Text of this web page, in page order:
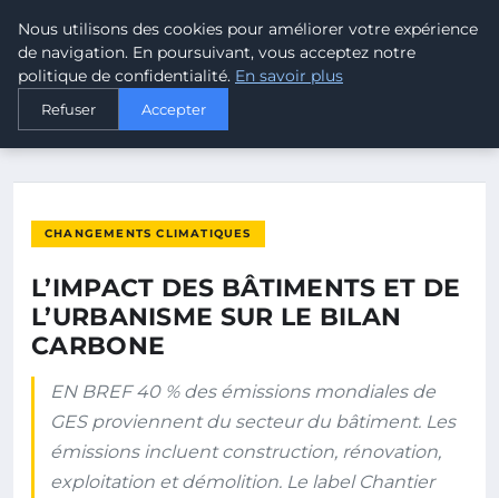
MALTA CLIMATE
ACCUEIL
L’IMPACT DES BÂTIMENTS ET DE L’URBANISME SUR LE BILAN…
CHANGEMENTS CLIMATIQUES
L’IMPACT DES BÂTIMENTS ET DE
L’URBANISME SUR LE BILAN
CARBONE
EN BREF 40 % des émissions mondiales de
GES proviennent du secteur du bâtiment. Les
émissions incluent construction, rénovation,
exploitation et démolition. Le label Chantier
Nous utilisons des cookies pour améliorer votre expérience
de navigation. En poursuivant, vous acceptez notre
politique de confidentialité. En savoir plus
Refuser Accepter